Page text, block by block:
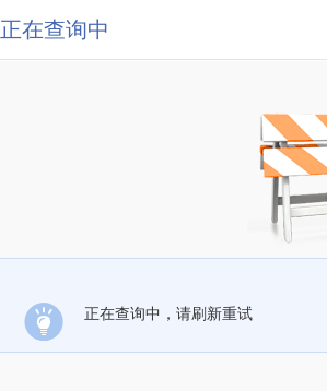
正在查询中
正在查询中，请刷新重试